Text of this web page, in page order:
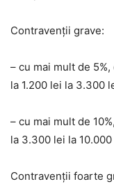
Contravenții grave:
– cu mai mult de
la 1.200 lei la 3.300
– cu mai mult de
la 3.300 lei la
Contravenții foarte